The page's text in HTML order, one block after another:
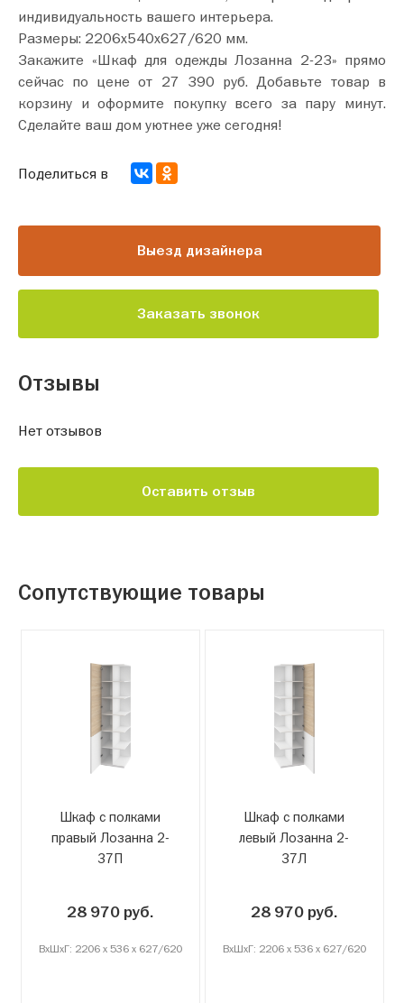
индивидуальность вашего интерьера.
Размеры: 2206х540х627/620 мм.
Закажите «Шкаф для одежды Лозанна 2-23» прямо
сейчас по цене от 27 390 руб. Добавьте товар в
корзину и оформите покупку всего за пару минут.
Сделайте ваш дом уютнее уже сегодня!
Выезд дизайнера
Заказать звонок
Поделиться в
Отзывы
Нет отзывов
Оставить отзыв
Сопутствующие товары
Шкаф с полками
правый Лозанна 2-
37П
28 970 руб.
ВxШxГ: 2206 x 536 x 627/620
Шкаф с полками
левый Лозанна 2-
37Л
28 970 руб.
ВxШxГ: 2206 x 536 x 627/620